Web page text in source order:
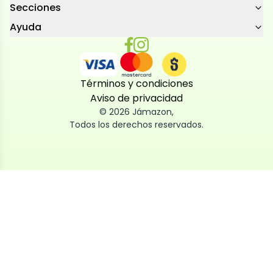
Secciones
Ayuda
Términos y condiciones
Aviso de privacidad
© 2026 Jámazon,
Todos los derechos reservados.